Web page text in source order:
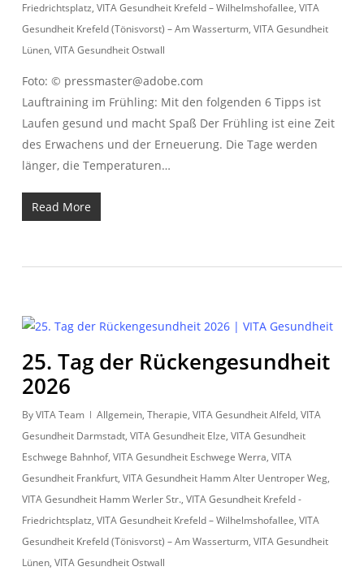
Friedrichtsplatz, VITA Gesundheit Krefeld – Wilhelmshofallee, VITA
Gesundheit Krefeld (Tönisvorst) – Am Wasserturm, VITA Gesundheit
Lünen, VITA Gesundheit Ostwall
Foto: © pressmaster@adobe.com
Lauftraining im Frühling: Mit den folgenden 6 Tipps ist
Laufen gesund und macht Spaß Der Frühling ist eine Zeit
des Erwachens und der Erneuerung. Die Tage werden
länger, die Temperaturen…
Read More
25. Tag der Rückengesundheit
2026
ByVITA Team Allgemein, Therapie, VITA Gesundheit Alfeld, VITA
Gesundheit Darmstadt, VITA Gesundheit Elze, VITA Gesundheit
Eschwege Bahnhof, VITA Gesundheit Eschwege Werra, VITA
Gesundheit Frankfurt, VITA Gesundheit Hamm Alter Uentroper Weg,
VITA Gesundheit Hamm Werler Str., VITA Gesundheit Krefeld -
Friedrichtsplatz, VITA Gesundheit Krefeld – Wilhelmshofallee, VITA
Gesundheit Krefeld (Tönisvorst) – Am Wasserturm, VITA Gesundheit
Lünen, VITA Gesundheit Ostwall